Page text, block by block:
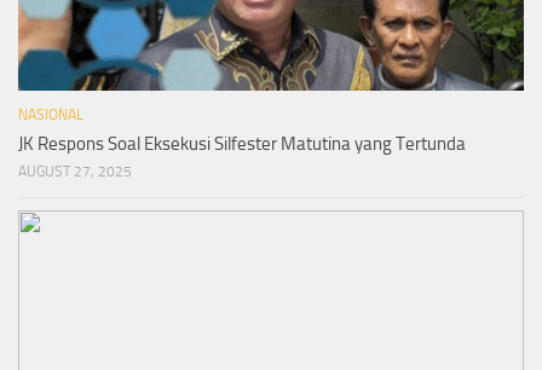
NASIONAL
JK Respons Soal Eksekusi Silfester Matutina yang Tertunda
AUGUST 27, 2025